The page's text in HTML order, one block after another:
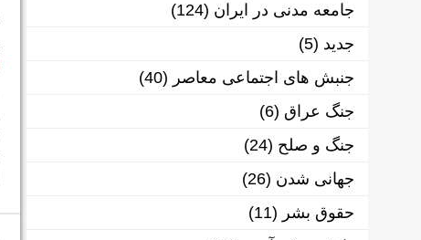
جامعه مدنی در ایران (124)
جدید (5)
جنبش های اجتماعی معاصر (40)
جنگ عراق (6)
جنگ و صلح (24)
جهانی شدن (26)
حقوق بشر (11)